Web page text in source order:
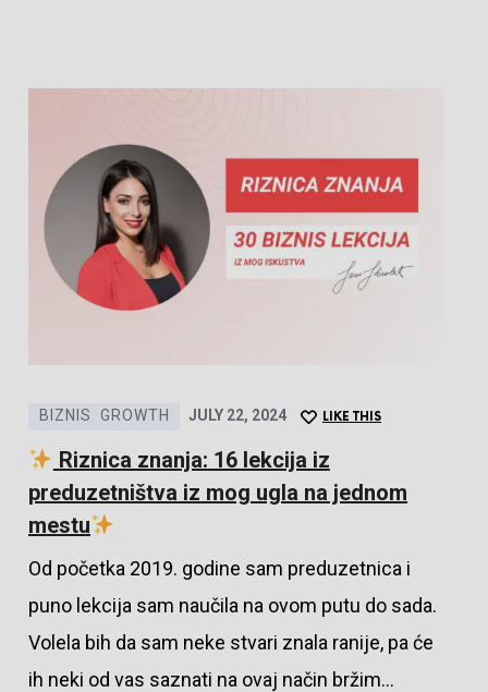
Riznica znanja: 16 lekcija iz
preduzetništva iz mog ugla na jednom
mestu
BIZNIS GROWTH JULY 22, 2024 LIKE THIS
Od početka 2019. godine sam preduzetnica i
puno lekcija sam naučila na ovom putu do sada.
Volela bih da sam neke stvari znala ranije, pa će
ih neki od vas saznati na ovaj način bržim…